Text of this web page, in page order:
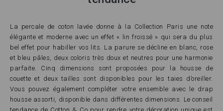
La percale de coton lavée donne à la Collection Paris une note
élégante et moderne avec un effet « lin froissé » qui sera du plus
bel effet pour habiller vos lits. La parure se décline en blanc, rose
et bleu pâles, deux coloris très doux et neutres pour une harmonie
parfaite. Cinq dimensions sont proposées pour la housse de
couette et deux tailles sont disponibles pour les taies d’oreiller.
Vous pouvez également compléter votre ensemble avec le drap
housse assorti, disponible dans différentes dimensions. Le conseil